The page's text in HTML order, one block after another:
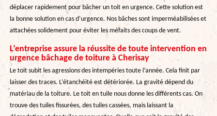
déplacer rapidement pour bâcher un toit en urgence. Cette solution est
la bonne solution en cas d’urgence. Nos bâches sont imperméabilisées et
attachées solidement pour éviter les méfaits des coups de vent.
L’entreprise assure la réussite de toute intervention en
urgence bâchage de toiture à Cherisay
Le toit subit les agressions des intempéries toute l’année. Cela finit par
laisser des traces. L’étanchéité est détériorée. La gravité dépend du
matériau de la toiture. Le toit en tuile nous donne les différents cas. On
trouve des tuiles fissurées, des tuiles cassées, mais laissant la